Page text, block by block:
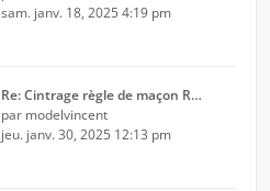
sam. janv. 18, 2025 4:19 pm
Re: Cintrage règle de maçon R…
par modelvincent
jeu. janv. 30, 2025 12:13 pm